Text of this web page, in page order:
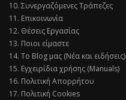
10. Συνεργαζόμενες Τράπεζες
11. Επικοινωνία
12. Θέσεις Εργασίας
13. Ποιοι είμαστε
14. Το Blog μας (Νέα και ειδήσεις)
15. Εγχειρίδια χρήσης (Manuals)
16. Πολιτική Απορρήτου
17. Πολιτική Cookies